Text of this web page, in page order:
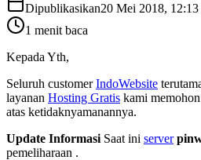
Dipublikasikan20 Mei 2018, 12:13
1 menit baca
Kepada Yth,
Seluruh customerIndoWebsite
layanan Hosting Gratis kami
atas ketidaknyamanannya.
Update Informasi Saat ini server
pemeliharaan .